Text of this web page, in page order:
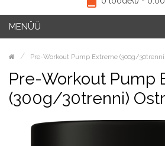
MENÜÜ
Pre-Workout Pump Extreme (300g/
Pre-Workout Pump
(300g/30trenni)